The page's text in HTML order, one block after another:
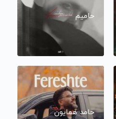
حامیم
حامد همایون